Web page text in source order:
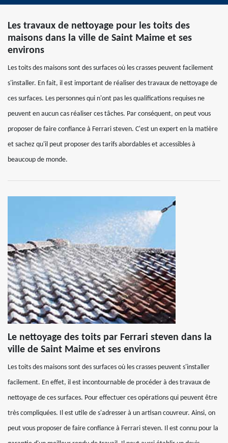
Les travaux de nettoyage pour les toits des
maisons dans la ville de Saint Maime et ses
environs
Les toits des maisons sont des surfaces où les crasses peuvent facilement
s'installer. En fait, il est important de réaliser des travaux de nettoyage de
ces surfaces. Les personnes qui n'ont pas les qualifications requises ne
peuvent en aucun cas réaliser ces tâches. Par conséquent, on peut vous
proposer de faire confiance à Ferrari steven. C'est un expert en la matière
et sachez qu'il peut proposer des tarifs abordables et accessibles à
beaucoup de monde.
Le nettoyage des toits par Ferrari steven dans la
ville de Saint Maime et ses environs
Les toits des maisons sont des surfaces où les crasses peuvent s'installer
facilement. En effet, il est incontournable de procéder à des travaux de
nettoyage de ces surfaces. Pour effectuer ces opérations qui peuvent être
très compliquées. Il est utile de s'adresser à un artisan couvreur. Ainsi, on
peut vous proposer de faire confiance à Ferrari steven. Il est connu pour la